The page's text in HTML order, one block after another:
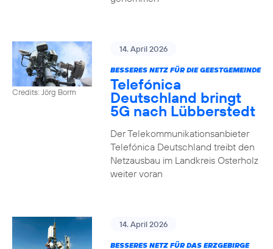
Credits: Jörg Borm
14. April 2026
BESSERES NETZ FÜR DIE GEESTGEMEINDE
Telefónica
Deutschland bringt
5G nach Lübberstedt
Der Telekommunikationsanbieter
Telefónica Deutschland treibt den
Netzausbau im Landkreis Osterholz
weiter voran
14. April 2026
BESSERES NETZ FÜR DAS ERZGEBIRGE